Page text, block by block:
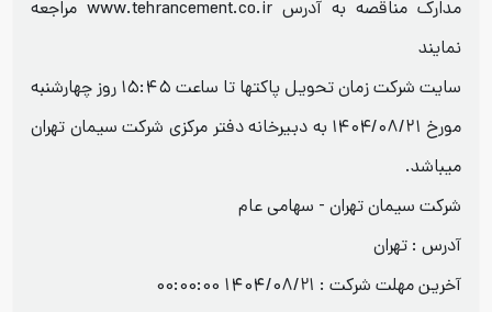
مدارک مناقصه به آدرس www.tehrancement.co.ir مراجعه
نمایند
سایت شرکت زمان تحویل پاکتها تا ساعت ۱۵:۴۵ روز چهارشنبه
مورخ ۱۴۰۴/۰۸/۲۱ به دبیرخانه دفتر مرکزی شرکت سیمان تهران
میباشد.
شرکت سیمان تهران - سهامی عام
آدرس : تهران
آخرین مهلت شرکت : 1404/08/21 00:00:00